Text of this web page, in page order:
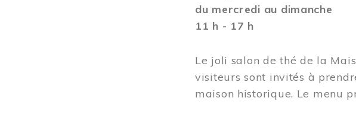
du mercredi au dimanche
11 h - 17 h
Le joli salon de thé de la
visiteurs sont invités à
maison historique. Le menu